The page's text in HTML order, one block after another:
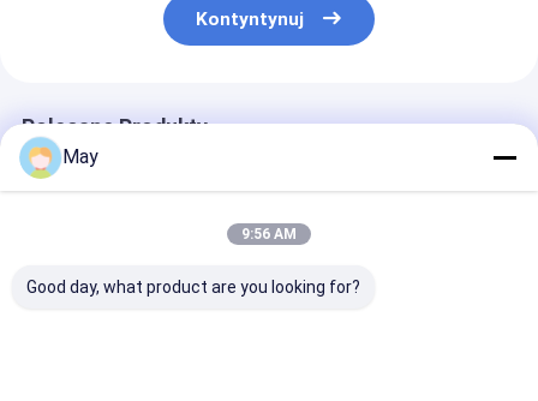
Kontyntynuj
Polecane Produkty
May
9:56 AM
Good day, what product are you looking for?